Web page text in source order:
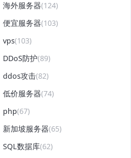
海外服务器(124)
便宜服务器(103)
vps(103)
DDoS防护(89)
ddos攻击(82)
低价服务器(74)
php(67)
新加坡服务器(65)
SQL数据库(62)